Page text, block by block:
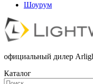
Шоурум
официальный дилер
Каталог